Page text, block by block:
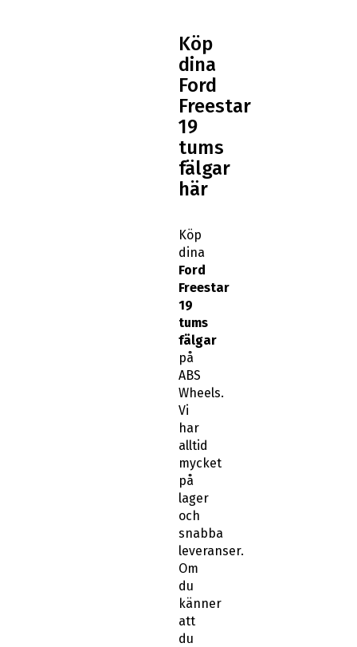
Köp
dina
Ford
Freestar
19
tums
fälgar
här
Köp
dina
Ford
Freestar
19
tums
fälgar
på
ABS
Wheels.
Vi
har
alltid
mycket
på
lager
och
snabba
leveranser.
Om
du
känner
att
du